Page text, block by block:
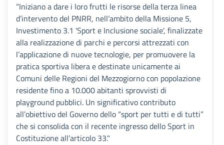
“Iniziano a dare i loro frutti le risorse della terza linea
d’intervento del PNRR, nell’ambito della Missione 5,
Investimento 3.1 'Sport e Inclusione sociale', finalizzate
alla realizzazione di parchi e percorsi attrezzati con
l’applicazione di nuove tecnologie, per promuovere la
pratica sportiva libera e destinate unicamente ai
Comuni delle Regioni del Mezzogiorno con popolazione
residente fino a 10.000 abitanti sprovvisti di
playground pubblici. Un significativo contributo
all’obiettivo del Governo dello “sport per tutti e di tutti”
che si consolida con il recente ingresso dello Sport in
Costituzione all’articolo 33."